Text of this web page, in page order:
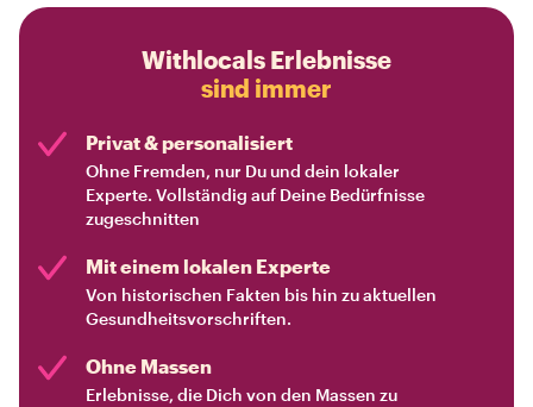
Withlocals Erlebnisse
sind immer
Privat & personalisiert
Ohne Fremden, nur Du und dein lokaler
Experte. Vollständig auf Deine Bedürfnisse
zugeschnitten
Mit einem lokalen Experte
Von historischen Fakten bis hin zu aktuellen
Gesundheitsvorschriften.
Ohne Massen
Erlebnisse, die Dich von den Massen zu